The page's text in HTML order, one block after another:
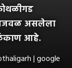
असलेला
आहे.
| google